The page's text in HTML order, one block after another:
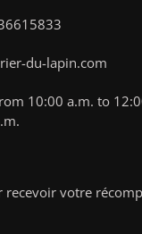
du-lapin.com
10:00 a.m. to
recevoir votre